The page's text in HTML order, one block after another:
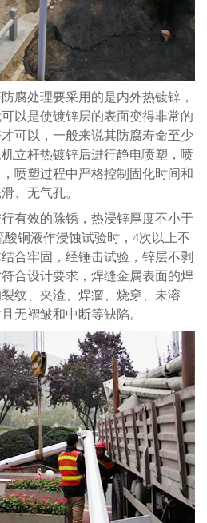
腐处理要采用的是内外热镀锌，
以是使镀锌层的表面变得非常的
可以，一般来说其防腐寿命至少
立杆热镀锌后进行静电喷塑，喷
喷塑过程中严格控制固化时间和
、无气孔。
有效的除锈，热浸锌厚度不小于
酸铜液作浸蚀试验时，4次以上不
合牢固，经锤击试验，锌层不剥
合设计要求，焊缝金属表面的焊
纹、夹渣、焊瘤、烧穿、未溶
无褶皱和中断等缺陷。